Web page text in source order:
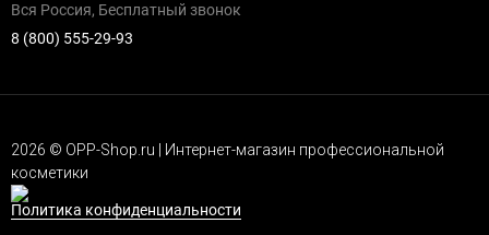
Вся Россия, Бесплатный звонок
8 (800) 555-29-93
2026 © OPP-Shop.ru | Интернет-магазин профессиональной
косметики
Политика конфиденциальности